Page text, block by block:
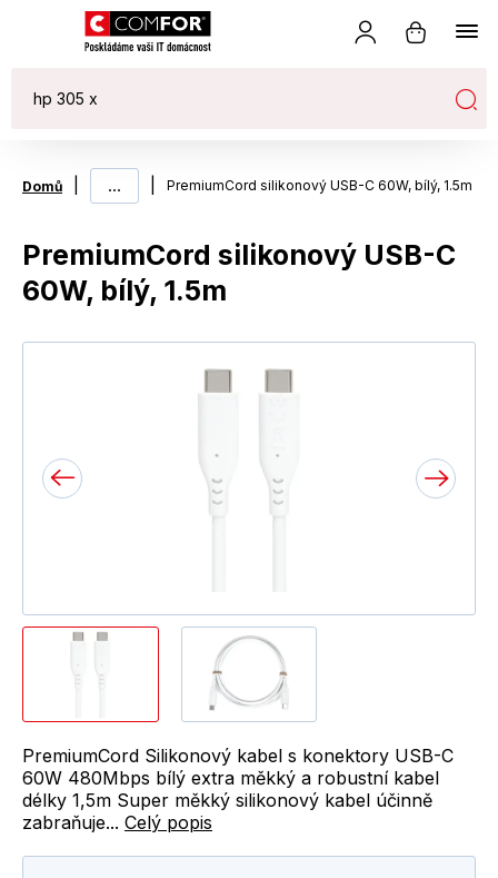
Domů ... PremiumCord silikonový USB-C 60W, bílý, 1.5m
PremiumCord silikonový USB-C
60W, bílý, 1.5m
PremiumCord Silikonový kabel s konektory USB-C
60W 480Mbps bílý extra měkký a robustní kabel
délky 1,5m Super měkký silikonový kabel účinně
zabraňuje... Celý popis